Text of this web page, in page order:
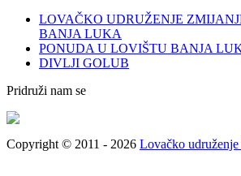
LOVAČKO UDRUŽENJE
BANJA LUKA
PONUDA U LOVIŠTU BANJA
DIVLJI GOLUB
Pridruži nam se
Copyright © 2011 - 2026 Lovačko